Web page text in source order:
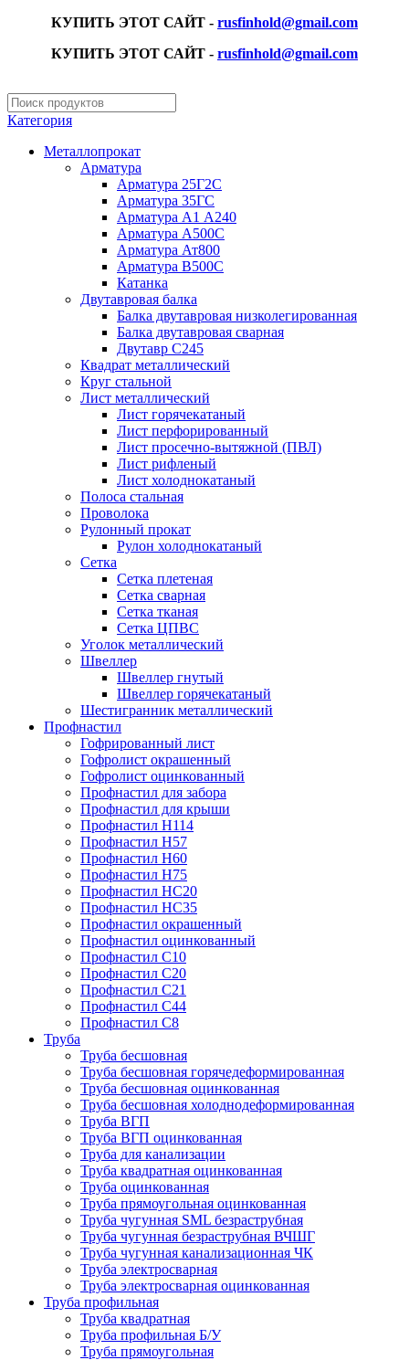
КУПИТЬ ЭТОТ САЙТ - rusfinhold@gmail.com
КУПИТЬ ЭТОТ САЙТ - rusfinhold@gmail.com
Категория
Металлопрокат
Арматура
Арматура 25Г2С
Арматура 35ГС
Арматура А1 А240
Арматура А500С
Арматура Ат800
Арматура В500С
Катанка
Двутавровая балка
Балка двутавровая низколегированная
Балка двутавровая сварная
Двутавр С245
Квадрат металлический
Круг стальной
Лист металлический
Лист горячекатаный
Лист перфорированный
Лист просечно-вытяжной (ПВЛ)
Лист рифленый
Лист холоднокатаный
Полоса стальная
Проволока
Рулонный прокат
Рулон холоднокатаный
Сетка
Сетка плетеная
Сетка сварная
Сетка тканая
Сетка ЦПВС
Уголок металлический
Швеллер
Швеллер гнутый
Швеллер горячекатаный
Шестигранник металлический
Профнастил
Гофрированный лист
Гофролист окрашенный
Гофролист оцинкованный
Профнастил для забора
Профнастил для крыши
Профнастил Н114
Профнастил Н57
Профнастил Н60
Профнастил Н75
Профнастил НС20
Профнастил НС35
Профнастил окрашенный
Профнастил оцинкованный
Профнастил С10
Профнастил С20
Профнастил С21
Профнастил С44
Профнастил С8
Труба
Труба бесшовная
Труба бесшовная горячедеформированная
Труба бесшовная оцинкованная
Труба бесшовная холоднодеформированная
Труба ВГП
Труба ВГП оцинкованная
Труба для канализации
Труба квадратная оцинкованная
Труба оцинкованная
Труба прямоугольная оцинкованная
Труба чугунная SML безраструбная
Труба чугунная безраструбная ВЧШГ
Труба чугунная канализационная ЧК
Труба электросварная
Труба электросварная оцинкованная
Труба профильная
Труба квадратная
Труба профильная Б/У
Труба прямоугольная